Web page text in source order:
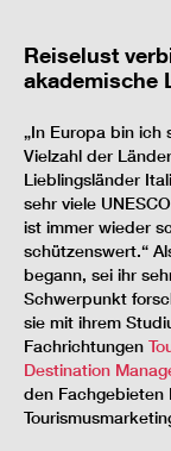
Reiselust
akademische
„In Europa bin ich
Vielzahl der
Lieblingsländer
sehr viele
ist immer wieder
schützenswert.“
begann, sei ihr
Schwerpunkt
sie mit ihrem
Fachrichtungen
Destination
den Fachgebieten